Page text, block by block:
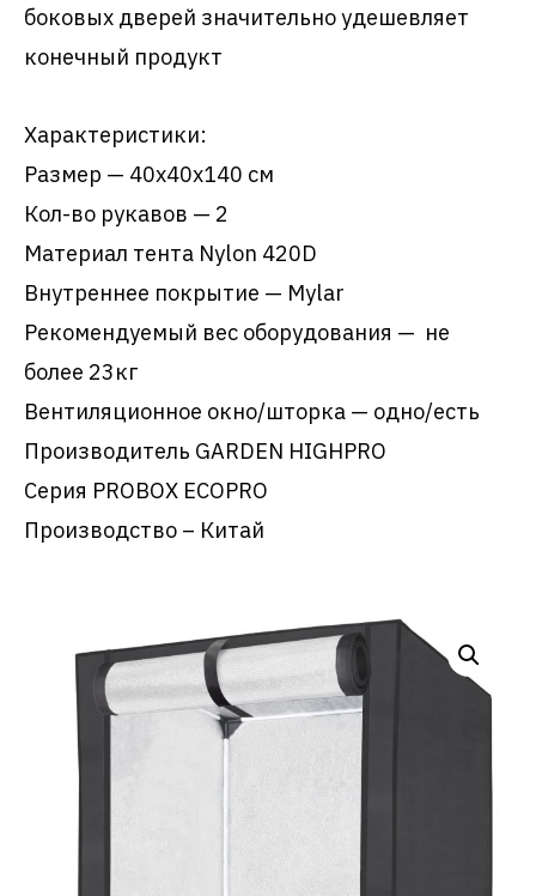
боковых дверей значительно удешевляет
конечный продукт
Характеристики:
Размер — 40х40х140 см
Кол-во рукавов — 2
Материал тента Nylon 420D
Внутреннее покрытие — Mylar
Рекомендуемый вес оборудования — не
более 23кг
Вентиляционное окно/шторка — одно/есть
Производитель GARDEN HIGHPRO
Серия PROBOX ECOPRO
Производство – Китай